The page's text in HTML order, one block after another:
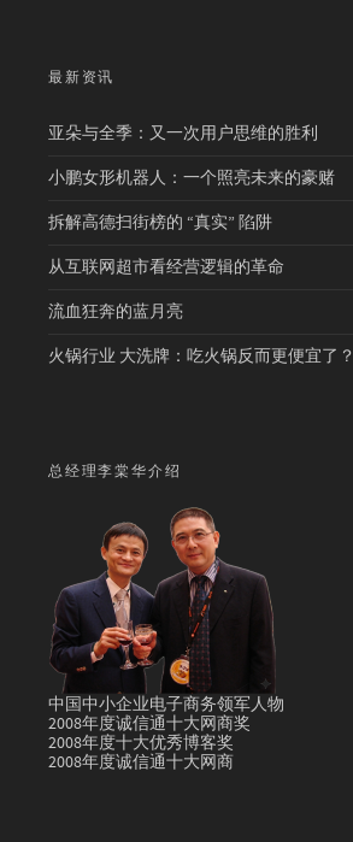
最新资讯
亚朵与全季：又一次用户思维的胜利
小鹏女形机器人：一个照亮未来的豪赌
拆解高德扫街榜的 “真实” 陷阱
从互联网超市看经营逻辑的革命
流血狂奔的蓝月亮
火锅行业 大洗牌：吃火锅反而更便宜了？
总经理李棠华介绍
中国中小企业电子商务领军人物
2008年度诚信通十大网商奖
2008年度十大优秀博客奖
2008年度诚信通十大网商